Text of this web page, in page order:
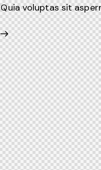
Quia voluptas sit